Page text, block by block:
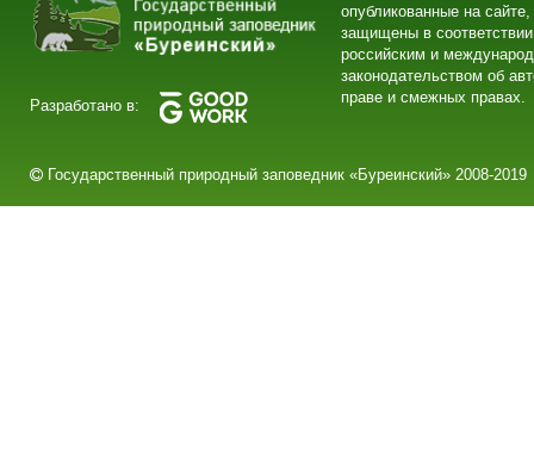
Разработано в:
опубликованные на сайте,
защищены в
российским и
законодательством об
праве и смежных правах.
Государственный природный заповедник «Буреинский» 2008-2019